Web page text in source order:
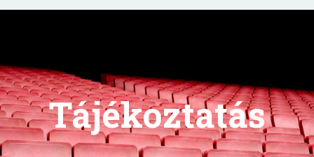
Tájékoztatás